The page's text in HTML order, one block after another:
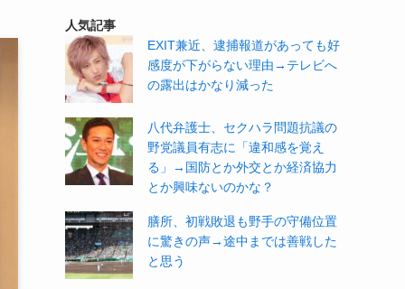
人気記事
EXIT兼近、逮捕報道があっても好
感度が下がらない理由→テレビへ
の露出はかなり減った
八代弁護士、セクハラ問題抗議の
野党議員有志に「違和感を覚え
る」→国防とか外交とか経済協力
とか興味ないのかな？
膳所、初戦敗退も野手の守備位置
に驚きの声→途中までは善戦した
と思う